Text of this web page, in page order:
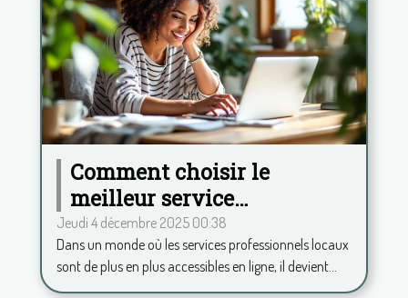
Comment choisir le
meilleur service
professionnel local en
ligne ?
Jeudi 4 décembre 2025 00:38
Dans un monde où les services professionnels locaux
sont de plus en plus accessibles en ligne, il devient...